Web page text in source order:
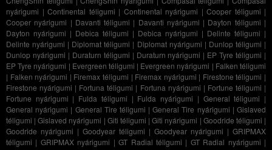
nyárigumi | Continental téligumi | Continental nyárigumi | Cooper téligumi |
Cooper nyárigumi | Davanti téligumi | Davanti nyárigumi | Dayton téligumi |
Dayton nyárigumi | Debica téligumi | Debica nyárigumi | Delinte téligumi |
Delinte nyárigumi | Diplomat téligumi | Diplomat nyárigumi | Dunlop téligumi |
Dunlop nyárigumi | Duraturn téligumi | Duraturn nyárigumi | EP Tyre téligumi |
EP Tyre nyárigumi | Evergreen téligumi | Evergreen nyárigumi | Falken téligumi
| Falken nyárigumi | Firemax téligumi | Firemax nyárigumi | Firestone téligumi |
Firestone nyárigumi | Fortuna téligumi | Fortuna nyárigumi | Fortune téligumi |
Fortune nyárigumi | Fulda téligumi | Fulda nyárigumi | General téligumi |
General nyárigumi | General Tire téligumi |General Tire nyárigumi |Gislaved
téligumi |Gislaved nyárigumi | Giti téligumi |Giti nyárigumi | Goodride téligumi |
Goodride nyárigumi | Goodyear téligumi | Goodyear nyárigumi | GRIPMAX
téligumi | GRIPMAX nyárigumi |GT Radial téligumi | GT Radial nyárigumi |